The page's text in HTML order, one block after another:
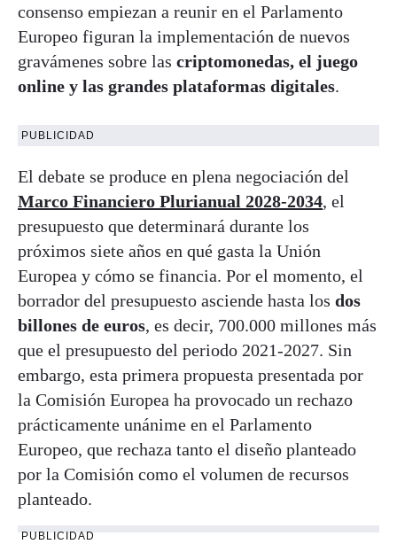
consenso empiezan a reunir en el Parlamento
Europeo figuran la implementación de nuevos
gravámenes sobre las criptomonedas, el juego
online y las grandes plataformas digitales.
PUBLICIDAD
El debate se produce en plena negociación del
Marco Financiero Plurianual 2028-2034, el
presupuesto que determinará durante los
próximos siete años en qué gasta la Unión
Europea y cómo se financia. Por el momento, el
borrador del presupuesto asciende hasta los dos
billones de euros, es decir, 700.000 millones más
que el presupuesto del periodo 2021-2027. Sin
embargo, esta primera propuesta presentada por
la Comisión Europea ha provocado un rechazo
prácticamente unánime en el Parlamento
Europeo, que rechaza tanto el diseño planteado
por la Comisión como el volumen de recursos
planteado.
PUBLICIDAD